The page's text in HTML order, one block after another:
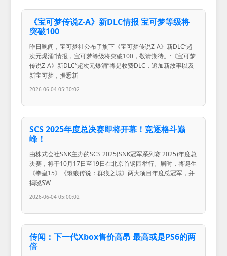
《宝可梦传说Z-A》新DLC情报 宝可梦等级将
突破100
昨日晚间，宝可梦社公布了旗下《宝可梦传说Z-A》新DLC“超
次元爆涌”情报，宝可梦等级将突破100，敬请期待。·《宝可梦
传说Z-A》新DLC“超次元爆涌”将是收费DLC，追加新故事以及
新宝可梦，据悉新
2026-06-04 05:30:02
SCS 2025年度总决赛即将开幕！竞逐格斗巅
峰！
由株式会社SNK主办的SCS 2025(SNK冠军系列赛 2025)年度总
决赛，将于10月17日至19日在北京首钢园举行。届时，将诞生
《拳皇15》《饿狼传说：群狼之城》两大项目年度总冠军，并
揭晓SW
2026-06-04 05:00:02
传闻：下一代Xbox售价高昂 最高或是PS6的两
倍